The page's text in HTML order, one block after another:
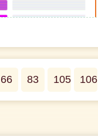
66 83 105 106